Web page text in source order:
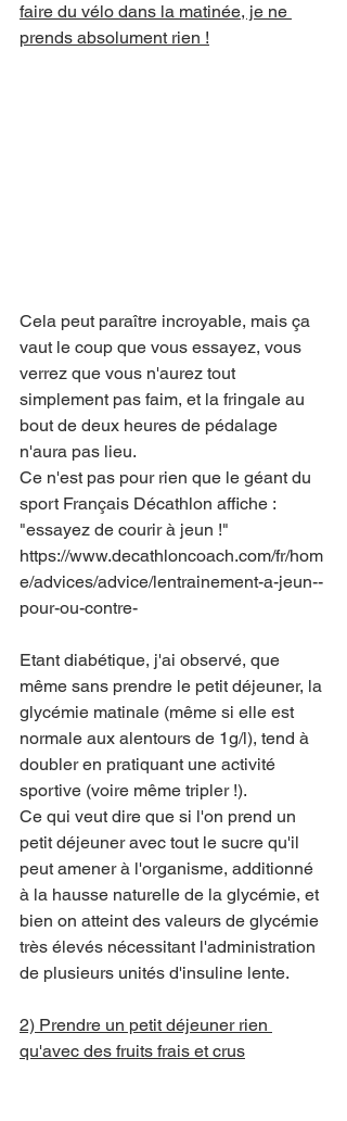
faire du vélo dans la matinée, je ne
prends absolument rien !
Cela peut paraître incroyable, mais ça
vaut le coup que vous essayez, vous
verrez que vous n'aurez tout
simplement pas faim, et la fringale au
bout de deux heures de pédalage
n'aura pas lieu.
Ce n'est pas pour rien que le géant du
sport Français Décathlon affiche :
"essayez de courir à jeun !"
https://www.decathloncoach.com/fr/hom
e/advices/advice/lentrainement-a-jeun--
pour-ou-contre-
Etant diabétique, j'ai observé, que
même sans prendre le petit déjeuner, la
glycémie matinale (même si elle est
normale aux alentours de 1g/l), tend à
doubler en pratiquant une activité
sportive (voire même tripler !).
Ce qui veut dire que si l'on prend un
petit déjeuner avec tout le sucre qu'il
peut amener à l'organisme, additionné
à la hausse naturelle de la glycémie, et
bien on atteint des valeurs de glycémie
très élevés nécessitant l'administration
de plusieurs unités d'insuline lente.
2) Prendre un petit déjeuner rien
qu'avec des fruits frais et crus